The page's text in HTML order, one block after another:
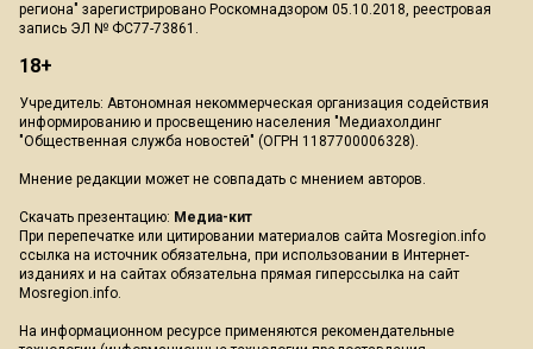
региона" зарегистрировано Роскомнадзором 05.10.2018, реестровая
запись ЭЛ № ФС77-73861.
18+
Учредитель: Автономная некоммерческая организация содействия
информированию и просвещению населения "Медиахолдинг
"Общественная служба новостей" (ОГРН 1187700006328).
Мнение редакции может не совпадать с мнением авторов.
Скачать презентацию: Медиа-кит
При перепечатке или цитировании материалов сайта Mosregion.info
ссылка на источник обязательна, при использовании в Интернет-
изданиях и на сайтах обязательна прямая гиперссылка на сайт
Mosregion.info.
На информационном ресурсе применяются рекомендательные